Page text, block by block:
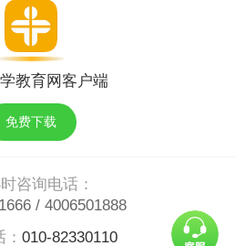
教育网客户端
免费下载
咨询电话：
/ 4006501888
010-82330110